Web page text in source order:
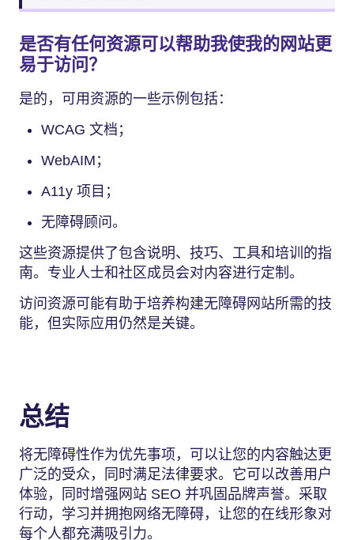
是否有任何资源可以帮助我使我的网站更
易于访问？
是的，可用资源的一些示例包括：
WCAG 文档；
WebAIM；
A11y 项目；
无障碍顾问。
这些资源提供了包含说明、技巧、工具和培训的指
南。专业人士和社区成员会对内容进行定制。
访问资源可能有助于培养构建无障碍网站所需的技
能，但实际应用仍然是关键。
总结
将无障碍性作为优先事项，可以让您的内容触达更
广泛的受众，同时满足法律要求。它可以改善用户
体验，同时增强网站 SEO 并巩固品牌声誉。采取
行动，学习并拥抱网络无障碍，让您的在线形象对
每个人都充满吸引力。